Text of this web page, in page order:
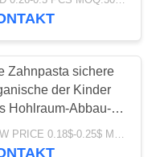
42
um Soem zu
Zahnpasta sichere
der Kinder
Hohlraum-Abbau-
für
EXW PRICE 0.18$-0.25$ MOQ:500pcs-30000pcs